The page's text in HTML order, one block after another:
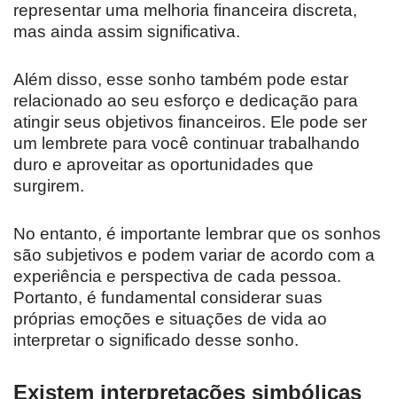
representar uma melhoria financeira discreta,
mas ainda assim significativa.
Além disso, esse sonho também pode estar
relacionado ao seu esforço e dedicação para
atingir seus objetivos financeiros. Ele pode ser
um lembrete para você continuar trabalhando
duro e aproveitar as oportunidades que
surgirem.
No entanto, é importante lembrar que os sonhos
são subjetivos e podem variar de acordo com a
experiência e perspectiva de cada pessoa.
Portanto, é fundamental considerar suas
próprias emoções e situações de vida ao
interpretar o significado desse sonho.
Existem interpretações simbólicas